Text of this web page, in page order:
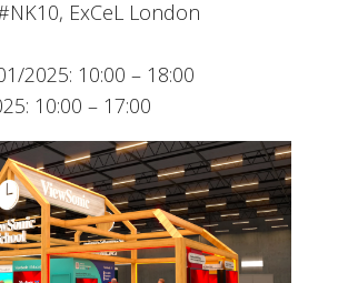
ExCeL London
2025: 10:00 – 18:00
10:00 – 17:00